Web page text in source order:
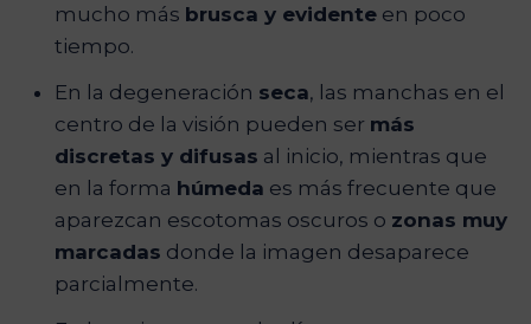
mucho más brusca y evidenteen poco
tiempo.
En la degeneración seca, las manchas en el
centro de la visión pueden ser más
discretas y difusas al inicio, mientras que
en la forma húmeda es más frecuente que
aparezcan escotomas oscuros o zonas muy
marcadas donde la imagen desaparece
parcialmente.